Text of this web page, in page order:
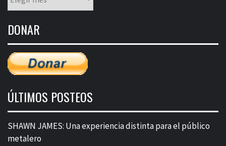
mensual
entradas
DONAR
ÚLTIMOS POSTEOS
SHAWN JAMES: Una experiencia distinta para el público
metalero